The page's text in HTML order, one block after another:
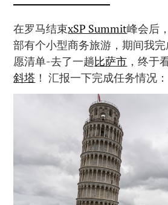
在罗马结束xSP Summit峰会后
部有个小型商务旅游，期间我
愿清单-去了一趟比萨市 ，终于
斜塔 ！ 汇报一下完成任务情况：